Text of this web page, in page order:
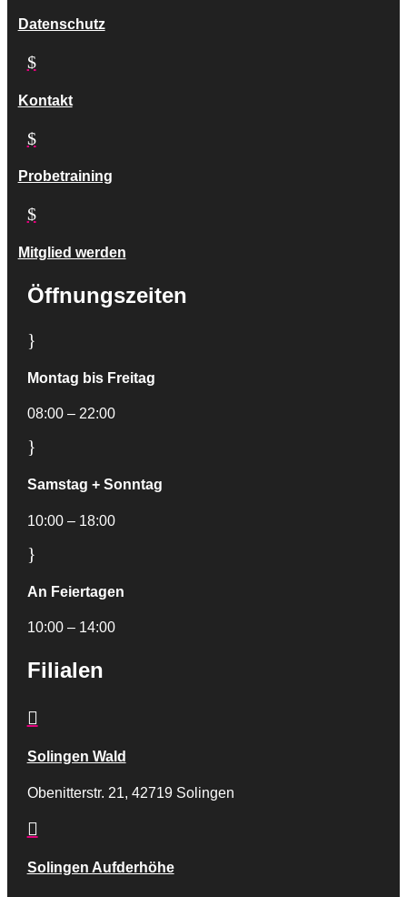
Datenschutz
$
Kontakt
$
Probetraining
$
Mitglied werden
Öffnungszeiten
}
Montag bis Freitag
08:00 – 22:00
}
Samstag + Sonntag
10:00 – 18:00
}
An Feiertagen
10:00 – 14:00
Filialen

Solingen Wald
Obenitterstr. 21, 42719 Solingen

Solingen Aufderhöhe